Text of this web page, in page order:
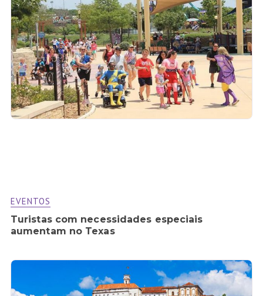
EVENTOS
Turistas com necessidades especiais
aumentam no Texas